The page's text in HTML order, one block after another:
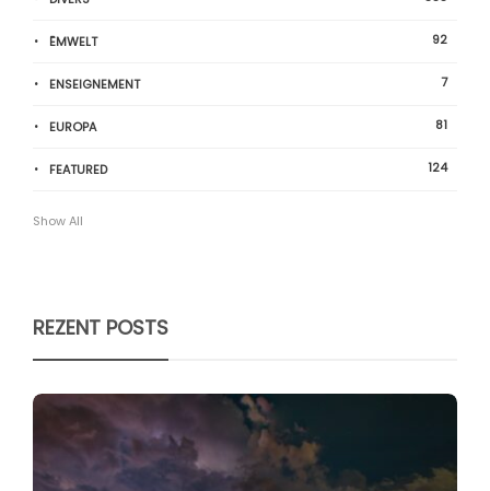
ËMWELT 92
ENSEIGNEMENT 7
EUROPA 81
FEATURED 124
Show All
REZENT POSTS